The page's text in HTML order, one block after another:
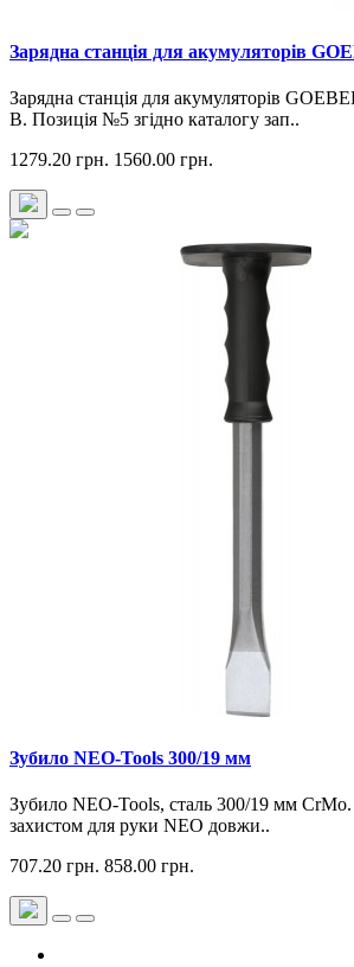
Зарядна станція для акумуляторів
Зарядна станція для акумуляторів
В. Позиція №5 згідно каталогу зап..
1279.20 грн. 1560.00 грн.
Зубило NEO-Tools 300/19 мм
Зубило NEO-Tools, сталь 300/19 мм CrMo.
захистом для руки NEO довжи..
707.20 грн. 858.00 грн.